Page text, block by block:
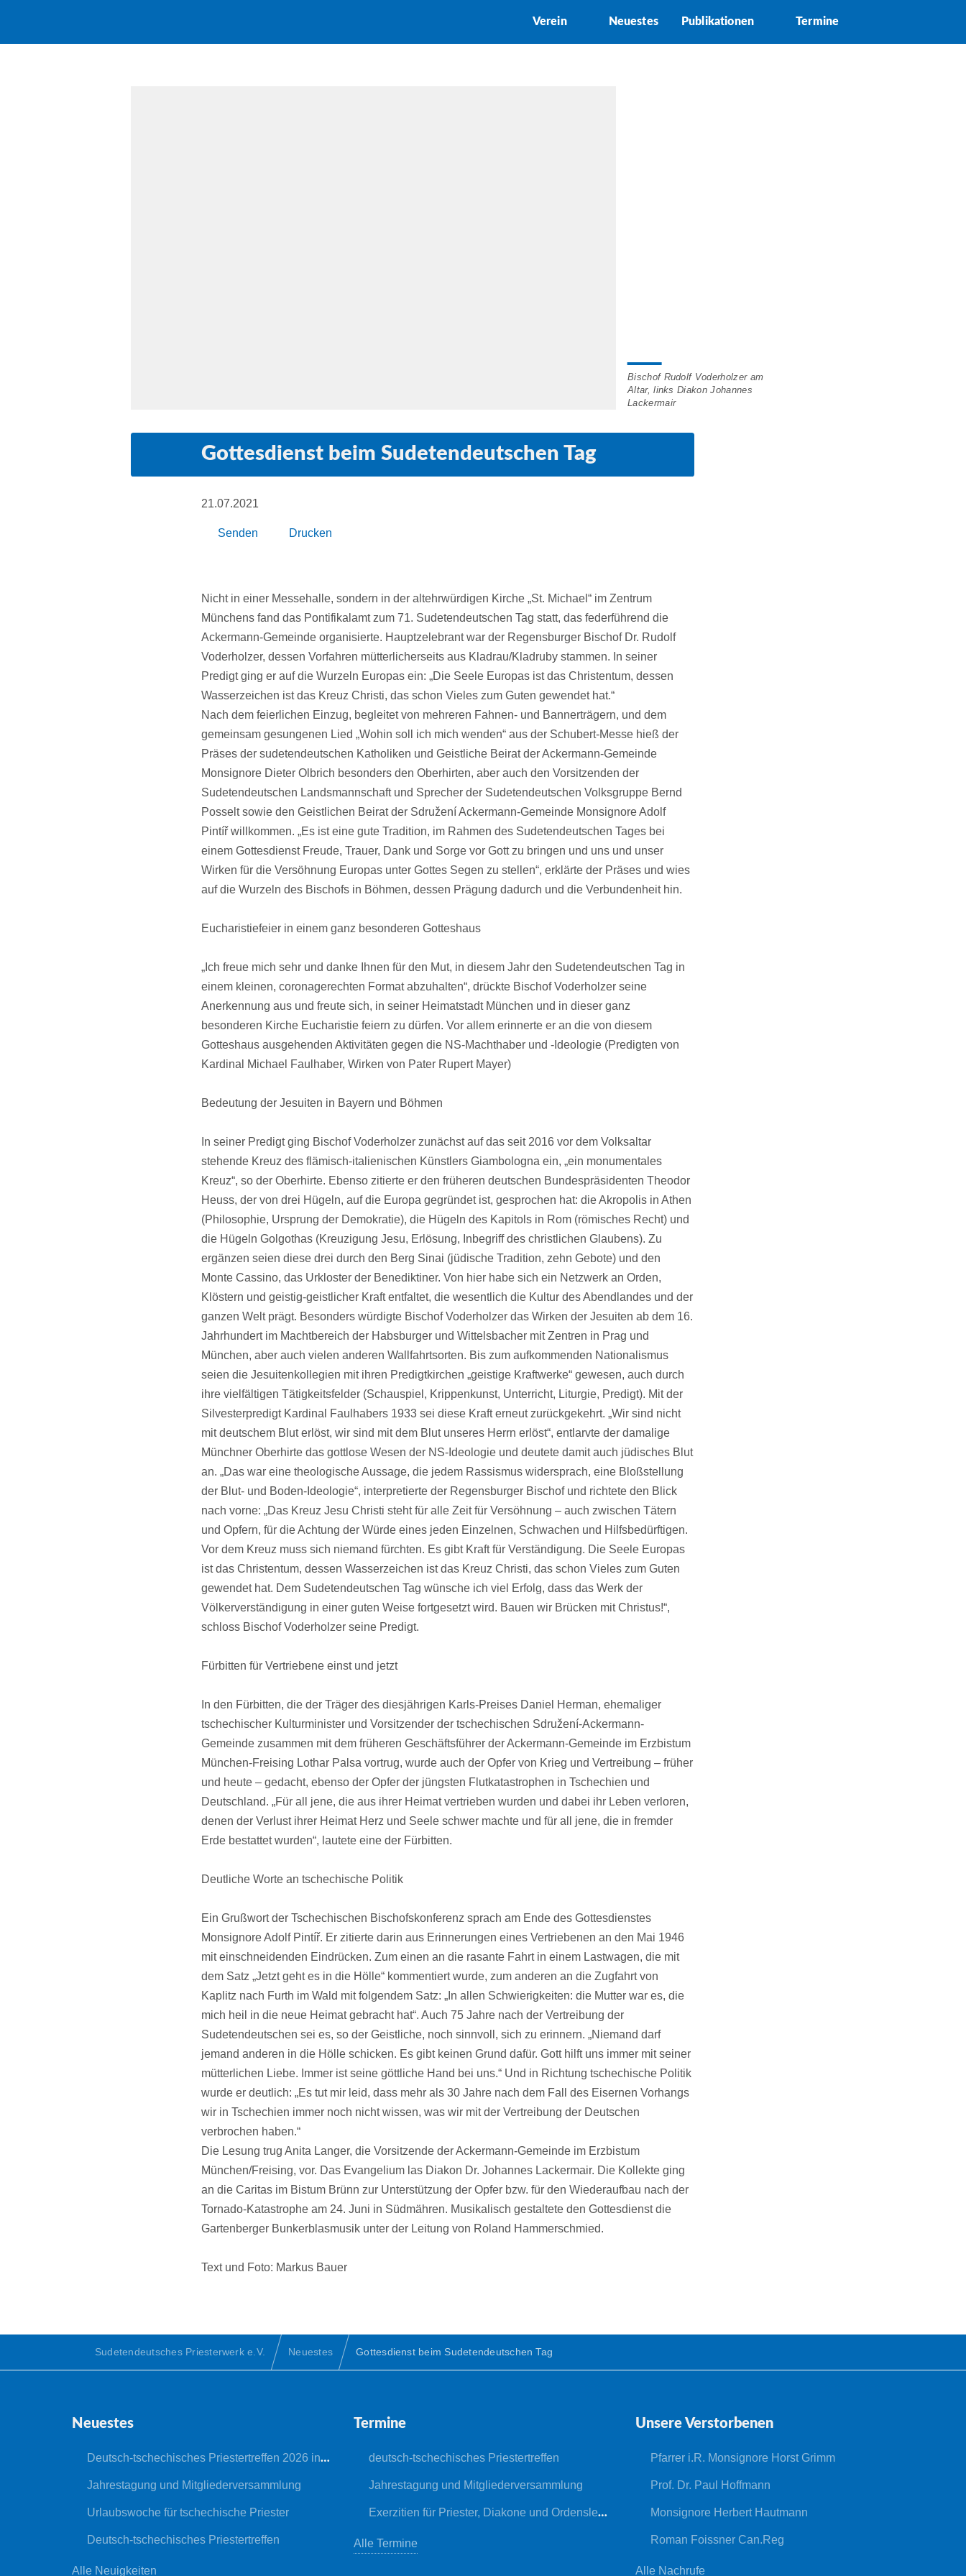
Verein Neuestes Publikationen Termine
Bischof Rudolf Voderholzer am
Altar, links Diakon Johannes
Lackermair
Gottesdienst beim Sudetendeutschen Tag
21.07.2021
Senden Drucken
Nicht in einer Messehalle, sondern in der altehrwürdigen Kirche „St. Michael“ im Zentrum
Münchens fand das Pontifikalamt zum 71. Sudetendeutschen Tag statt, das federführend die
Ackermann-Gemeinde organisierte. Hauptzelebrant war der Regensburger Bischof Dr. Rudolf
Voderholzer, dessen Vorfahren mütterlicherseits aus Kladrau/Kladruby stammen. In seiner
Predigt ging er auf die Wurzeln Europas ein: „Die Seele Europas ist das Christentum, dessen
Wasserzeichen ist das Kreuz Christi, das schon Vieles zum Guten gewendet hat.“
Nach dem feierlichen Einzug, begleitet von mehreren Fahnen- und Bannerträgern, und dem
gemeinsam gesungenen Lied „Wohin soll ich mich wenden“ aus der Schubert-Messe hieß der
Präses der sudetendeutschen Katholiken und Geistliche Beirat der Ackermann-Gemeinde
Monsignore Dieter Olbrich besonders den Oberhirten, aber auch den Vorsitzenden der
Sudetendeutschen Landsmannschaft und Sprecher der Sudetendeutschen Volksgruppe Bernd
Posselt sowie den Geistlichen Beirat der Sdružení Ackermann-Gemeinde Monsignore Adolf
Pintíř willkommen. „Es ist eine gute Tradition, im Rahmen des Sudetendeutschen Tages bei
einem Gottesdienst Freude, Trauer, Dank und Sorge vor Gott zu bringen und uns und unser
Wirken für die Versöhnung Europas unter Gottes Segen zu stellen“, erklärte der Präses und wies
auf die Wurzeln des Bischofs in Böhmen, dessen Prägung dadurch und die Verbundenheit hin.
Eucharistiefeier in einem ganz besonderen Gotteshaus
„Ich freue mich sehr und danke Ihnen für den Mut, in diesem Jahr den Sudetendeutschen Tag in
einem kleinen, coronagerechten Format abzuhalten“, drückte Bischof Voderholzer seine
Anerkennung aus und freute sich, in seiner Heimatstadt München und in dieser ganz
besonderen Kirche Eucharistie feiern zu dürfen. Vor allem erinnerte er an die von diesem
Gotteshaus ausgehenden Aktivitäten gegen die NS-Machthaber und -Ideologie (Predigten von
Kardinal Michael Faulhaber, Wirken von Pater Rupert Mayer)
Bedeutung der Jesuiten in Bayern und Böhmen
In seiner Predigt ging Bischof Voderholzer zunächst auf das seit 2016 vor dem Volksaltar
stehende Kreuz des flämisch-italienischen Künstlers Giambologna ein, „ein monumentales
Kreuz“, so der Oberhirte. Ebenso zitierte er den früheren deutschen Bundespräsidenten Theodor
Heuss, der von drei Hügeln, auf die Europa gegründet ist, gesprochen hat: die Akropolis in Athen
(Philosophie, Ursprung der Demokratie), die Hügeln des Kapitols in Rom (römisches Recht) und
die Hügeln Golgothas (Kreuzigung Jesu, Erlösung, Inbegriff des christlichen Glaubens). Zu
ergänzen seien diese drei durch den Berg Sinai (jüdische Tradition, zehn Gebote) und den
Monte Cassino, das Urkloster der Benediktiner. Von hier habe sich ein Netzwerk an Orden,
Klöstern und geistig-geistlicher Kraft entfaltet, die wesentlich die Kultur des Abendlandes und der
ganzen Welt prägt. Besonders würdigte Bischof Voderholzer das Wirken der Jesuiten ab dem 16.
Jahrhundert im Machtbereich der Habsburger und Wittelsbacher mit Zentren in Prag und
München, aber auch vielen anderen Wallfahrtsorten. Bis zum aufkommenden Nationalismus
seien die Jesuitenkollegien mit ihren Predigtkirchen „geistige Kraftwerke“ gewesen, auch durch
ihre vielfältigen Tätigkeitsfelder (Schauspiel, Krippenkunst, Unterricht, Liturgie, Predigt). Mit der
Silvesterpredigt Kardinal Faulhabers 1933 sei diese Kraft erneut zurückgekehrt. „Wir sind nicht
mit deutschem Blut erlöst, wir sind mit dem Blut unseres Herrn erlöst“, entlarvte der damalige
Münchner Oberhirte das gottlose Wesen der NS-Ideologie und deutete damit auch jüdisches Blut
an. „Das war eine theologische Aussage, die jedem Rassismus widersprach, eine Bloßstellung
der Blut- und Boden-Ideologie“, interpretierte der Regensburger Bischof und richtete den Blick
nach vorne: „Das Kreuz Jesu Christi steht für alle Zeit für Versöhnung – auch zwischen Tätern
und Opfern, für die Achtung der Würde eines jeden Einzelnen, Schwachen und Hilfsbedürftigen.
Vor dem Kreuz muss sich niemand fürchten. Es gibt Kraft für Verständigung. Die Seele Europas
ist das Christentum, dessen Wasserzeichen ist das Kreuz Christi, das schon Vieles zum Guten
gewendet hat. Dem Sudetendeutschen Tag wünsche ich viel Erfolg, dass das Werk der
Völkerverständigung in einer guten Weise fortgesetzt wird. Bauen wir Brücken mit Christus!“,
schloss Bischof Voderholzer seine Predigt.
Fürbitten für Vertriebene einst und jetzt
In den Fürbitten, die der Träger des diesjährigen Karls-Preises Daniel Herman, ehemaliger
tschechischer Kulturminister und Vorsitzender der tschechischen Sdružení-Ackermann-
Gemeinde zusammen mit dem früheren Geschäftsführer der Ackermann-Gemeinde im Erzbistum
München-Freising Lothar Palsa vortrug, wurde auch der Opfer von Krieg und Vertreibung – früher
und heute – gedacht, ebenso der Opfer der jüngsten Flutkatastrophen in Tschechien und
Deutschland. „Für all jene, die aus ihrer Heimat vertrieben wurden und dabei ihr Leben verloren,
denen der Verlust ihrer Heimat Herz und Seele schwer machte und für all jene, die in fremder
Erde bestattet wurden“, lautete eine der Fürbitten.
Deutliche Worte an tschechische Politik
Ein Grußwort der Tschechischen Bischofskonferenz sprach am Ende des Gottesdienstes
Monsignore Adolf Pintíř. Er zitierte darin aus Erinnerungen eines Vertriebenen an den Mai 1946
mit einschneidenden Eindrücken. Zum einen an die rasante Fahrt in einem Lastwagen, die mit
dem Satz „Jetzt geht es in die Hölle“ kommentiert wurde, zum anderen an die Zugfahrt von
Kaplitz nach Furth im Wald mit folgendem Satz: „In allen Schwierigkeiten: die Mutter war es, die
mich heil in die neue Heimat gebracht hat“. Auch 75 Jahre nach der Vertreibung der
Sudetendeutschen sei es, so der Geistliche, noch sinnvoll, sich zu erinnern. „Niemand darf
jemand anderen in die Hölle schicken. Es gibt keinen Grund dafür. Gott hilft uns immer mit seiner
mütterlichen Liebe. Immer ist seine göttliche Hand bei uns.“ Und in Richtung tschechische Politik
wurde er deutlich: „Es tut mir leid, dass mehr als 30 Jahre nach dem Fall des Eisernen Vorhangs
wir in Tschechien immer noch nicht wissen, was wir mit der Vertreibung der Deutschen
verbrochen haben.“
Die Lesung trug Anita Langer, die Vorsitzende der Ackermann-Gemeinde im Erzbistum
München/Freising, vor. Das Evangelium las Diakon Dr. Johannes Lackermair. Die Kollekte ging
an die Caritas im Bistum Brünn zur Unterstützung der Opfer bzw. für den Wiederaufbau nach der
Tornado-Katastrophe am 24. Juni in Südmähren. Musikalisch gestaltete den Gottesdienst die
Gartenberger Bunkerblasmusik unter der Leitung von Roland Hammerschmied.
Text und Foto: Markus Bauer
Sudetendeutsches Priesterwerk e.V. Neuestes Gottesdienst beim Sudetendeutschen Tag
Neuestes
Deutsch-tschechisches Priestertreffen 2026 in Nepomuk
Jahrestagung und Mitgliederversammlung
Urlaubswoche für tschechische Priester
Deutsch-tschechisches Priestertreffen
Alle Neuigkeiten
Termine
deutsch-tschechisches Priestertreffen
Jahrestagung und Mitgliederversammlung
Exerzitien für Priester, Diakone und Ordensleute
Alle Termine
Unsere Verstorbenen
Pfarrer i.R. Monsignore Horst Grimm
Prof. Dr. Paul Hoffmann
Monsignore Herbert Hautmann
Roman Foissner Can.Reg
Alle Nachrufe